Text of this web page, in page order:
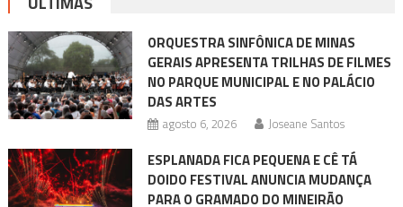
ORQUESTRA SINFÔNICA DE MINAS
GERAIS APRESENTA TRILHAS DE FILMES
NO PARQUE MUNICIPAL E NO PALÁCIO
DAS ARTES
agosto 6, 2026 Joseane Santos
ESPLANADA FICA PEQUENA E CÊ TÁ
DOIDO FESTIVAL ANUNCIA MUDANÇA
PARA O GRAMADO DO MINEIRÃO